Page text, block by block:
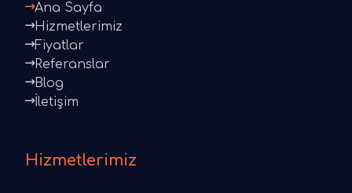
Ana Sayfa
Hizmetlerimiz
Fiyatlar
Referanslar
Blog
İletişim
Hizmetlerimiz